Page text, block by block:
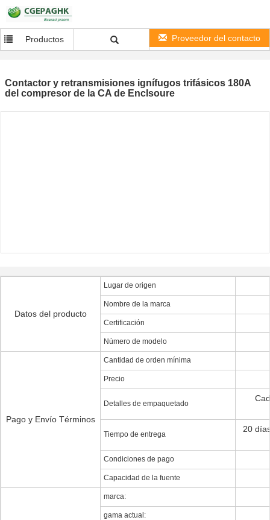
Productos Proveedor del contacto
Contactor y retransmisiones ignífugos trifásicos 180A
del compresor de la CA de Enclsoure
Datos del producto
Lugar de origen
Nombre de la marca
Certificación
Número de modelo
Pago y Envío Términos
Cantidad de orden mínima
Precio
Detalles de empaquetado
Tiempo de entrega
20
Condiciones de pago
Capacidad de la fuente
marca:
gama actual: